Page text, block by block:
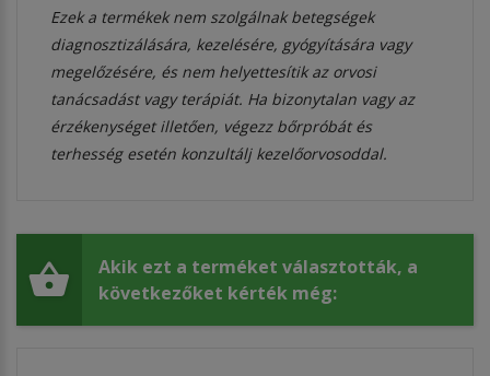
Ezek a termékek nem szolgálnak betegségek
diagnosztizálására, kezelésére, gyógyítására vagy
megelőzésére, és nem helyettesítik az orvosi
tanácsadást vagy terápiát. Ha bizonytalan vagy az
érzékenységet illetően, végezz bőrpróbát és
terhesség esetén konzultálj kezelőorvosoddal.
Akik ezt a terméket választották, a
következőket kérték még: